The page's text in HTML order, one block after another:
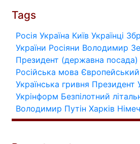
Tags
Росія Україна Київ Українці
України Росіяни Володимир
Президент (державна посада)
Російська мова
Українська гривня Президент
Укрінформ Безпілотний
Володимир Путін Харків